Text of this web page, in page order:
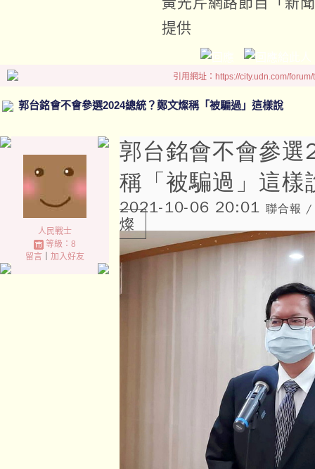
提供
引用網址：https://city.udn.com/
郭台銘會不會參選2024總統？鄭文燦稱「被騙過」這樣說
人民戰士
等級：8
留言｜ 加入好友
郭台銘會不會參
稱「被騙過」這樣
2021-10-06 20:01 聯合報 /
燦